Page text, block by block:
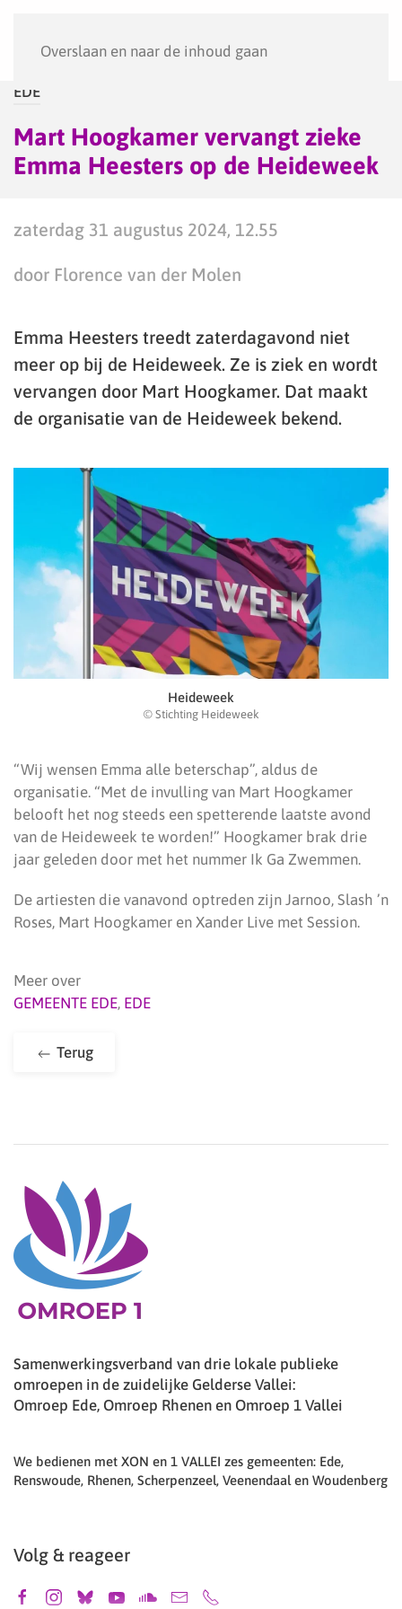
Overslaan en naar de inhoud gaan
EDE
Mart Hoogkamer vervangt zieke
Emma Heesters op de Heideweek
zaterdag 31 augustus 2024, 12.55
door Florence van der Molen
Emma Heesters treedt zaterdagavond niet
meer op bij de Heideweek. Ze is ziek en wordt
vervangen door Mart Hoogkamer. Dat maakt
de organisatie van de Heideweek bekend.
Heideweek
© Stichting Heideweek
“Wij wensen Emma alle beterschap”, aldus de
organisatie. “Met de invulling van Mart Hoogkamer
belooft het nog steeds een spetterende laatste avond
van de Heideweek te worden!” Hoogkamer brak drie
jaar geleden door met het nummer Ik Ga Zwemmen.
De artiesten die vanavond optreden zijn Jarnoo, Slash ’n
Roses, Mart Hoogkamer en Xander Live met Session.
Meer over
GEMEENTE EDE, EDE
Terug
Samenwerkingsverband van drie lokale publieke
omroepen in de zuidelijke Gelderse Vallei:
Omroep Ede, Omroep Rhenen en Omroep 1 Vallei
We bedienen met XON en 1 VALLEI zes gemeenten: Ede,
Renswoude, Rhenen, Scherpenzeel, Veenendaal en Woudenberg
Volg & reageer